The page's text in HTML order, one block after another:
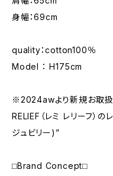
身幅：69cm
quality：cotton100％
Model ： H175cm
※2024awより新規お取扱
RELIEF（レミ レリーフ）
ジュビリー)”
⬜︎Brand Concept⬜︎